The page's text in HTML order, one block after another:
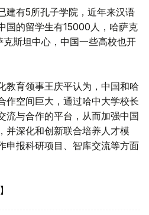
建有5所孔子学院，近年来汉语
国的留学生有15000人，哈萨克
斯坦中心，中国一些高校也开
教育领事王庆平认为，中国和哈
作空间巨大，通过哈中大学校长
流与合作的平台，从而加强中国
并深化和创新联合培养人才模
申报科研项目、智库交流等方面